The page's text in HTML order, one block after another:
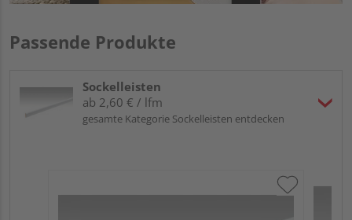
Passende Produkte
Sockelleisten
ab 2,60 € / lfm
gesamte Kategorie Sockelleisten entdecken